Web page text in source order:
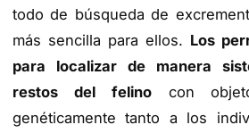
todo de búsqueda de
más sencilla para ellos. Los
para localizar de manera
restos del felinocon
genéticamente tanto a los